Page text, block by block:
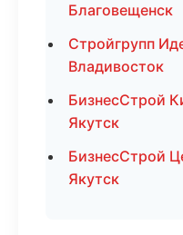
Благовещенск
Стройгрупп
Владивосток
БизнесСтрой
Якутск
БизнесСтрой
Якутск